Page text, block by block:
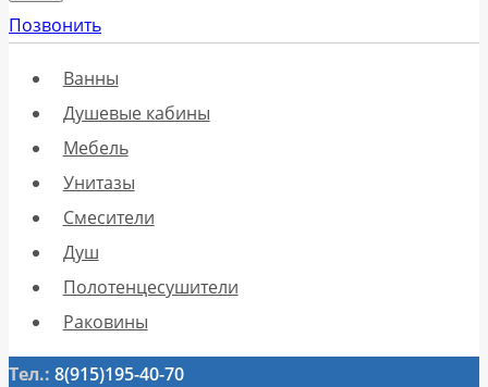
Позвонить
Ванны
Душевые кабины
Мебель
Унитазы
Смесители
Душ
Полотенцесушители
Раковины
Тел.: 8(915)195-40-70